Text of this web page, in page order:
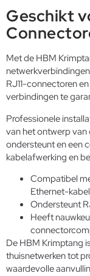
Geschikt
Met de HBM
RJ11-connectoren
verbindingen te
Professionele
van het ontwerp
ondersteunt en een
kabelafwerking en
Compatibel
Ethernet-
Ondersteunt
Heeft
De HBM Krimptang
thuisnetwerken tot
waardevolle